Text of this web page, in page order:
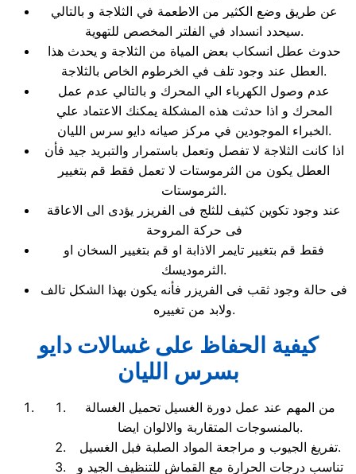
عن طريق وضع الكثير من الاطعمة في الثلاجة و بالتالي
سيحدد انسداد في الفلتر المخصص للتهوية.
حدوث عطل انسكاب بعض المياة من الثلاجة و يحدث هذا
العطل عند وجود تلف في الخرطوم الخاص بالثلاجة.
عدم وصول الكهرباء الي المحرك و بالتالي عدم عمل
المحرك و اذا حدثت هذه المشكلة يمكنك الاعتماد علي
الخبراء الموجودين في مركز صيانه دايو سرس الليان.
اذا كانت الثلاجة لا تفصل وتعمل باستمرار والتبريد جيد فأن
العطل يكون من الثرموستات لا تعمل فقط قم بتغيير
الثرموستات.
عند وجود تكوين كثيف للثلج فى الفريزر يؤدى الى الاعاقة
فى حركة المروحة
فقط قم بتغيير تايمر الاذابة او قم بتغيير السخان او
الثرموديسك.
فى حالة وجود ثقب فى الفريزر فأنه يكون بهذا الشكل تالف
ولابد من تغييره.
كيفية الحفاظ على غسالات دايو
بسرس الليان
من المهم عند عمل دورة الغسيل تحميل الغسالة
بالمنسوجات المتقاربة والالوان ايضا.
تفريغ الجيوب و مراجعة المواد الصلبة فبل الغسيل.
تناسب درجات الحرارة مع القماش للتنظيف الجيد و